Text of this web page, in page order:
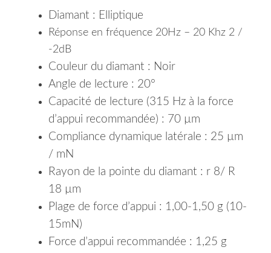
Diamant : Elliptique
Réponse en fréquence 20Hz – 20 Khz 2 /
-2dB
Couleur du diamant : Noir
Angle de lecture : 20°
Capacité de lecture (315 Hz à la force
d’appui recommandée) : 70 µm
Compliance dynamique latérale : 25 µm
/ mN
Rayon de la pointe du diamant : r 8/ R
18 µm
Plage de force d’appui : 1,00-1,50 g (10-
15mN)
Force d’appui recommandée : 1,25 g